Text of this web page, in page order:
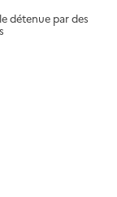
détenue par des